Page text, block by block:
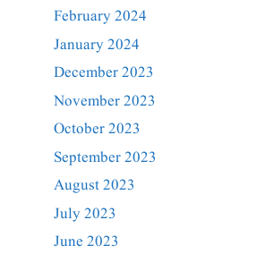
February 2024
January 2024
December 2023
November 2023
October 2023
September 2023
August 2023
July 2023
June 2023